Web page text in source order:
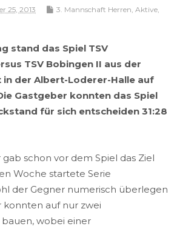
25, 2013 3. Mannschaft Herren ,Aktive
stand das Spiel TSV
TSV Bobingen II aus der
in der Albert-Loderer-Halle auf
Gastgeber konnten das Spiel
für sich entscheiden 31:28
schon vor dem Spiel das Ziel
Woche startete Serie
der Gegner numerisch überlegen
konnten auf nur zwei
wobei einer